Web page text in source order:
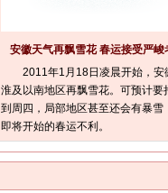
安徽天气再飘雪花 春运接受严峻
2011年1月18日凌晨开始，安
淮及以南地区再飘雪花。可预计要
到周四，局部地区甚至还会有暴雪
即将开始的春运不利。